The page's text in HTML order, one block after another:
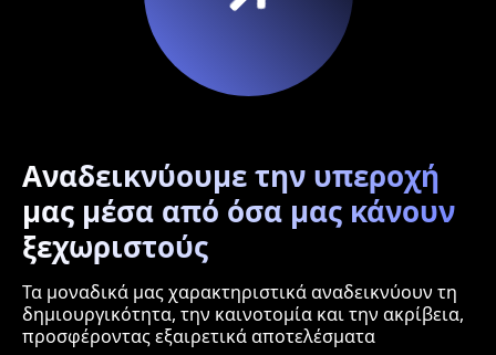
Αναδεικνύουμε την υπεροχή
μας μέσα από όσα μας κάνουν
ξεχωριστούς
Τα μοναδικά μας χαρακτηριστικά αναδεικνύουν τη
δημιουργικότητα, την καινοτομία και την ακρίβεια,
προσφέροντας εξαιρετικά αποτελέσματα